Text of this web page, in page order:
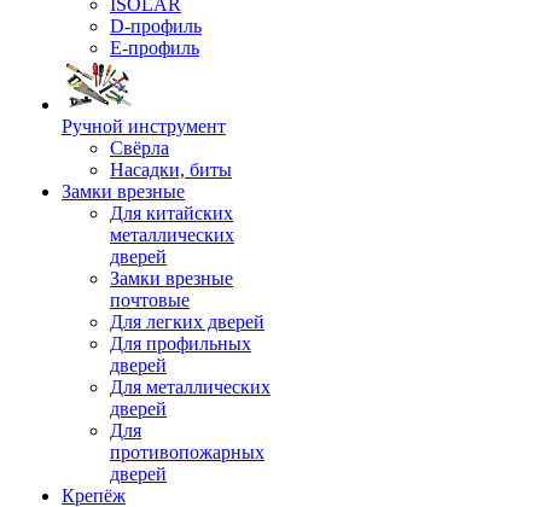
ISOLAR
D-профиль
Е-профиль
Ручной инструмент
Свёрла
Насадки, биты
Замки врезные
Для китайских
металлических
дверей
Замки врезные
почтовые
Для легких дверей
Для профильных
дверей
Для металлических
дверей
Для
противопожарных
дверей
Крепёж